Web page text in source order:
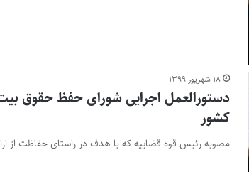
۱۸ شهریور ۱۳۹۹
دستورالعمل اجرایی شورای حفظ حقوق
کشور
مصوبه رئیس قوه قضاییه که با هدف در راستای حفاظت از